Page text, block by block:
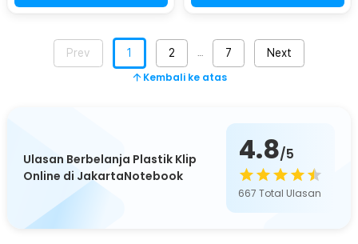
Prev 1 2 7 Next
Kembali ke atas
Ulasan Berbelanja Plastik Klip
Online di JakartaNotebook
4.8/5
667 Total Ulasan